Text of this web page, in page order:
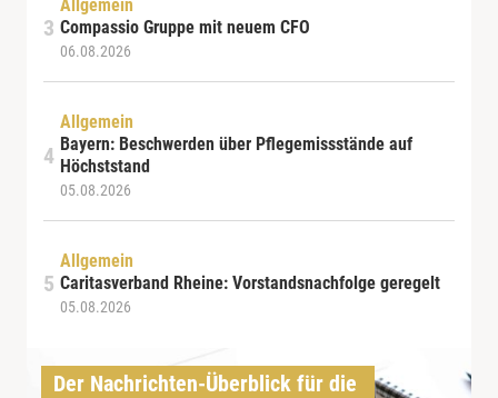
Allgemein
Compassio Gruppe mit neuem CFO
06.08.2026
Allgemein
Bayern: Beschwerden über Pflegemissstände auf
Höchststand
05.08.2026
Allgemein
Caritasverband Rheine: Vorstandsnachfolge geregelt
05.08.2026
Der Nachrichten-Überblick für die